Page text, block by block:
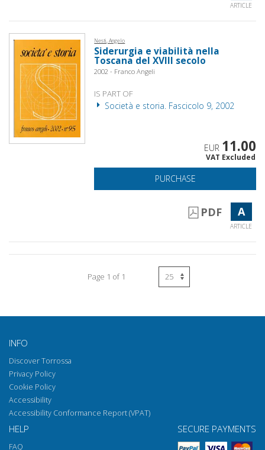
ARTICLE
Nesti, Angelo
Siderurgia e viabilità nella
Toscana del XVIII secolo
2002 - Franco Angeli
IS PART OF
Società e storia. Fascicolo 9, 2002
EUR 11.00
VAT Excluded
PURCHASE
PDF A
ARTICLE
Page 1 of 1
INFO
Discover Torrossa
Privacy Policy
Cookie Policy
Accessibility
Accessibility Conformance Report (VPAT)
HELP
FAQ
SECURE PAYMENTS